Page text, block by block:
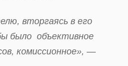
вторгаясь в его
было объективное
комиссионное», —